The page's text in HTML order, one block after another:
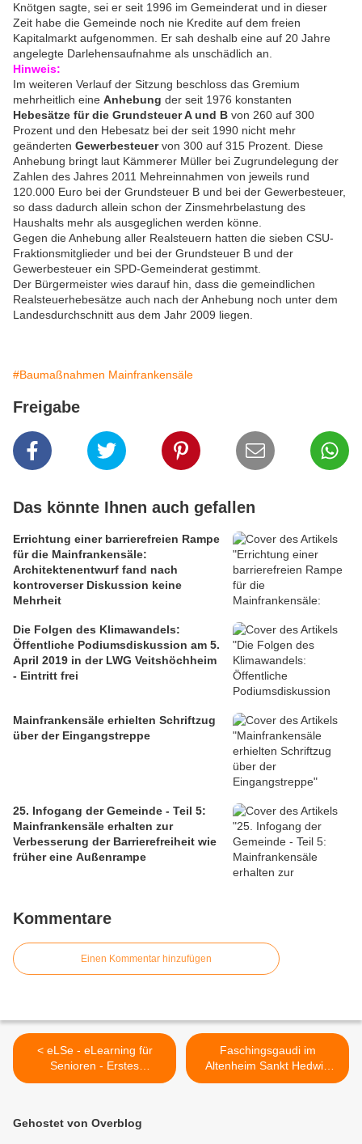
Knötgen sagte, sei er seit 1996 im Gemeinderat und in dieser
Zeit habe die Gemeinde noch nie Kredite auf dem freien
Kapitalmarkt aufgenommen. Er sah deshalb eine auf 20 Jahre
angelegte Darlehensaufnahme als unschädlich an.
Hinweis:
Im weiteren Verlauf der Sitzung beschloss das Gremium
mehrheitlich eine Anhebung der seit 1976 konstanten
Hebesätze für die Grundsteuer A und B von 260 auf 300
Prozent und den Hebesatz bei der seit 1990 nicht mehr
geänderten Gewerbesteuervon 300 auf 315 Prozent. Diese
Anhebung bringt laut Kämmerer Müller bei Zugrundelegung der
Zahlen des Jahres 2011 Mehreinnahmen von jeweils rund
120.000 Euro bei der Grundsteuer B und bei der Gewerbesteuer,
so dass dadurch allein schon der Zinsmehrbelastung des
Haushalts mehr als ausgeglichen werden könne.
Gegen die Anhebung aller Realsteuern hatten die sieben CSU-
Fraktionsmitglieder und bei der Grundsteuer B und der
Gewerbesteuer ein SPD-Gemeinderat gestimmt.
Der Bürgermeister wies darauf hin, dass die gemeindlichen
Realsteuerhebesätze auch nach der Anhebung noch unter dem
Landesdurchschnitt aus dem Jahr 2009 liegen.
#Baumaßnahmen Mainfrankensäle
Freigabe
Das könnte Ihnen auch gefallen
Errichtung einer barrierefreien Rampe
für die Mainfrankensäle:
Architektenentwurf fand nach
kontroverser Diskussion keine
Mehrheit
Die Folgen des Klimawandels:
Öffentliche Podiumsdiskussion am 5.
April 2019 in der LWG Veitshöchheim
- Eintritt frei
Mainfrankensäle erhielten Schriftzug
über der Eingangstreppe
25. Infogang der Gemeinde - Teil 5:
Mainfrankensäle erhalten zur
Verbesserung der Barrierefreiheit wie
früher eine Außenrampe
Kommentare
Einen Kommentar hinzufügen
< eLSe - eLearning für
Senioren - Erstes
Präsenztreffen in der
Faschingsgaudi im
Altenheim Sankt Hedwig
durch die Damen des
Gehostet von Overblog